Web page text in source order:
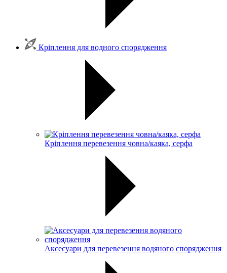
Кріплення для водного спорядження
Кріплення перевезення човна/каяка, серфа
Аксесуари для перевезення водяного спорядження